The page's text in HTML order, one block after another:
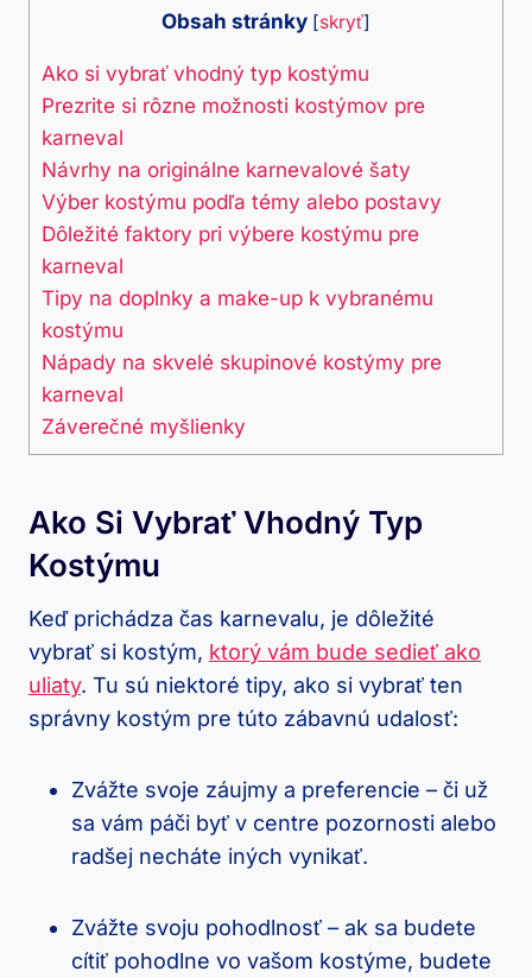
Obsah stránky [skryť]
Ako si vybrať vhodný typ kostýmu
Prezrite si rôzne možnosti kostýmov pre
karneval
Návrhy na originálne karnevalové šaty
Výber kostýmu podľa témy alebo postavy
Dôležité faktory pri výbere kostýmu pre
karneval
Tipy na doplnky a make-up k vybranému
kostýmu
Nápady na skvelé skupinové kostýmy pre
karneval
Záverečné myšlienky
Ako Si Vybrať Vhodný Typ
Kostýmu
Keď prichádza čas karnevalu, je dôležité
vybrať si kostým, ktorý vám bude sedieť ako
uliaty. Tu sú niektoré tipy, ako si vybrať ten
správny kostým pre túto zábavnú udalosť:
Zvážte svoje záujmy a preferencie – či už
sa vám páči byť v centre pozornosti alebo
radšej necháte iných vynikať.
Zvážte svoju pohodlnosť – ak sa budete
cítiť pohodlne vo vašom kostýme, budete